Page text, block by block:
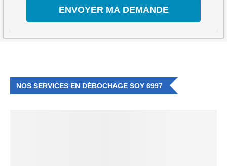
NOS SERVICES EN DÉBOCHAGE SOY 6997